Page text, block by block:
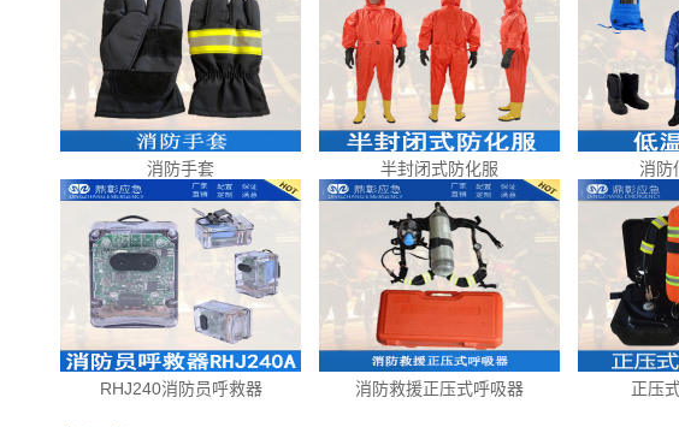
消防手套 半封闭式防化服 消防
RHJ240消防员呼救器 消防救援正压式呼吸器 正压